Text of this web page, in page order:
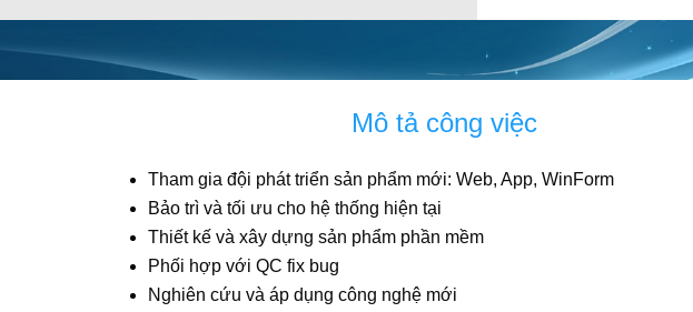
Mô tả công việc
Tham gia đội phát triển sản phẩm mới: Web, App, WinForm
Bảo trì và tối ưu cho hệ thống hiện tại
Thiết kế và xây dựng sản phẩm phần mềm
Phối hợp với QC fix bug
Nghiên cứu và áp dụng công nghệ mới